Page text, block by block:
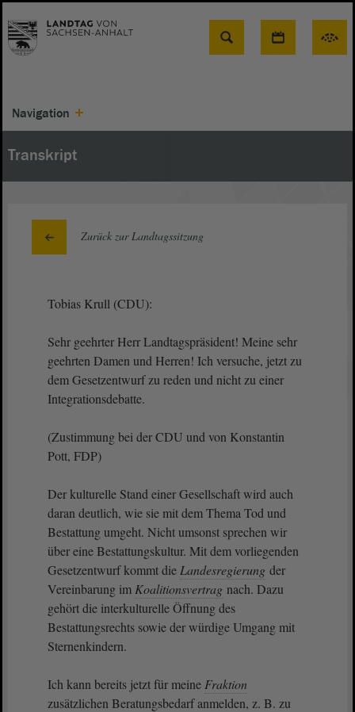
Suche
Navigation
Transkript
Zurück zur Landtagssitzung
Tobias Krull (CDU):
Sehr geehrter Herr Landtagspräsident! Meine sehr
geehrten Damen und Herren! Ich versuche, jetzt zu
dem Gesetzentwurf zu reden und nicht zu einer
Integrationsdebatte.
(Zustimmung bei der CDU und von Konstantin
Pott, FDP)
Der kulturelle Stand einer Gesellschaft wird auch
daran deutlich, wie sie mit dem Thema Tod und
Bestattung umgeht. Nicht umsonst sprechen wir
über eine Bestattungskultur. Mit dem vorliegenden
Gesetzentwurf kommt die Landesregierung der
Vereinbarung im Koalitionsvertrag nach. Dazu
gehört die interkulturelle Öffnung des
Bestattungsrechts sowie der würdige Umgang mit
Sternenkindern.
Ich kann bereits jetzt für meine Fraktion
zusätzlichen Beratungsbedarf anmelden, z. B. zu